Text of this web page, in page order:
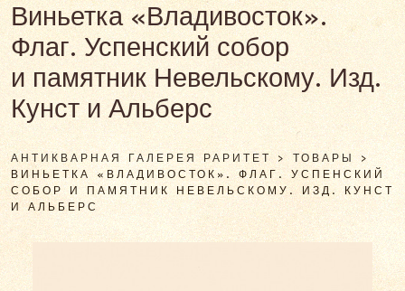
Виньетка «Владивосток».
Флаг. Успенский собор
и памятник Невельскому. Изд.
Кунст и Альберс
АНТИКВАРНАЯ ГАЛЕРЕЯ РАРИТЕТ >ТОВАРЫ>
ВИНЬЕТКА «ВЛАДИВОСТОК». ФЛАГ. УСПЕНСКИЙ
СОБОР И ПАМЯТНИК НЕВЕЛЬСКОМУ. ИЗД. КУНСТ
И АЛЬБЕРС